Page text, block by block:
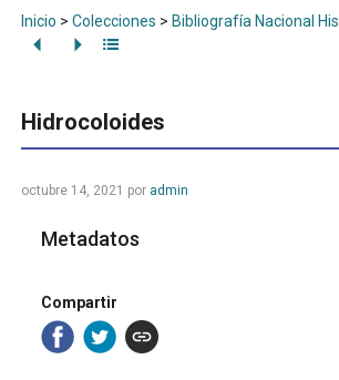
Inicio > Colecciones > Bibliografía Nacional
Hidrocoloides
octubre 14, 2021 por admin
Metadatos
Compartir